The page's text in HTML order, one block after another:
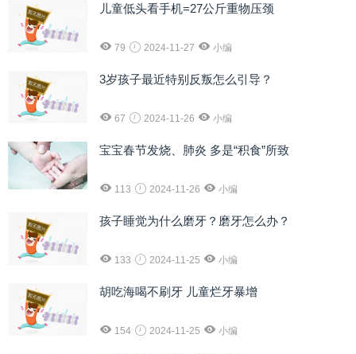
儿童低头看手机=27公斤重物压颈
79 2024-11-27 小编
3岁孩子最近特别反叛怎么引导？
67 2024-11-26 小编
宝宝春节发烧、肺炎 多是“积食”所致
113 2024-11-26 小编
孩子睡觉为什么磨牙？磨牙怎么办？
133 2024-11-25 小编
胡吃海喝不刷牙 儿童烂牙暴增
154 2024-11-25 小编